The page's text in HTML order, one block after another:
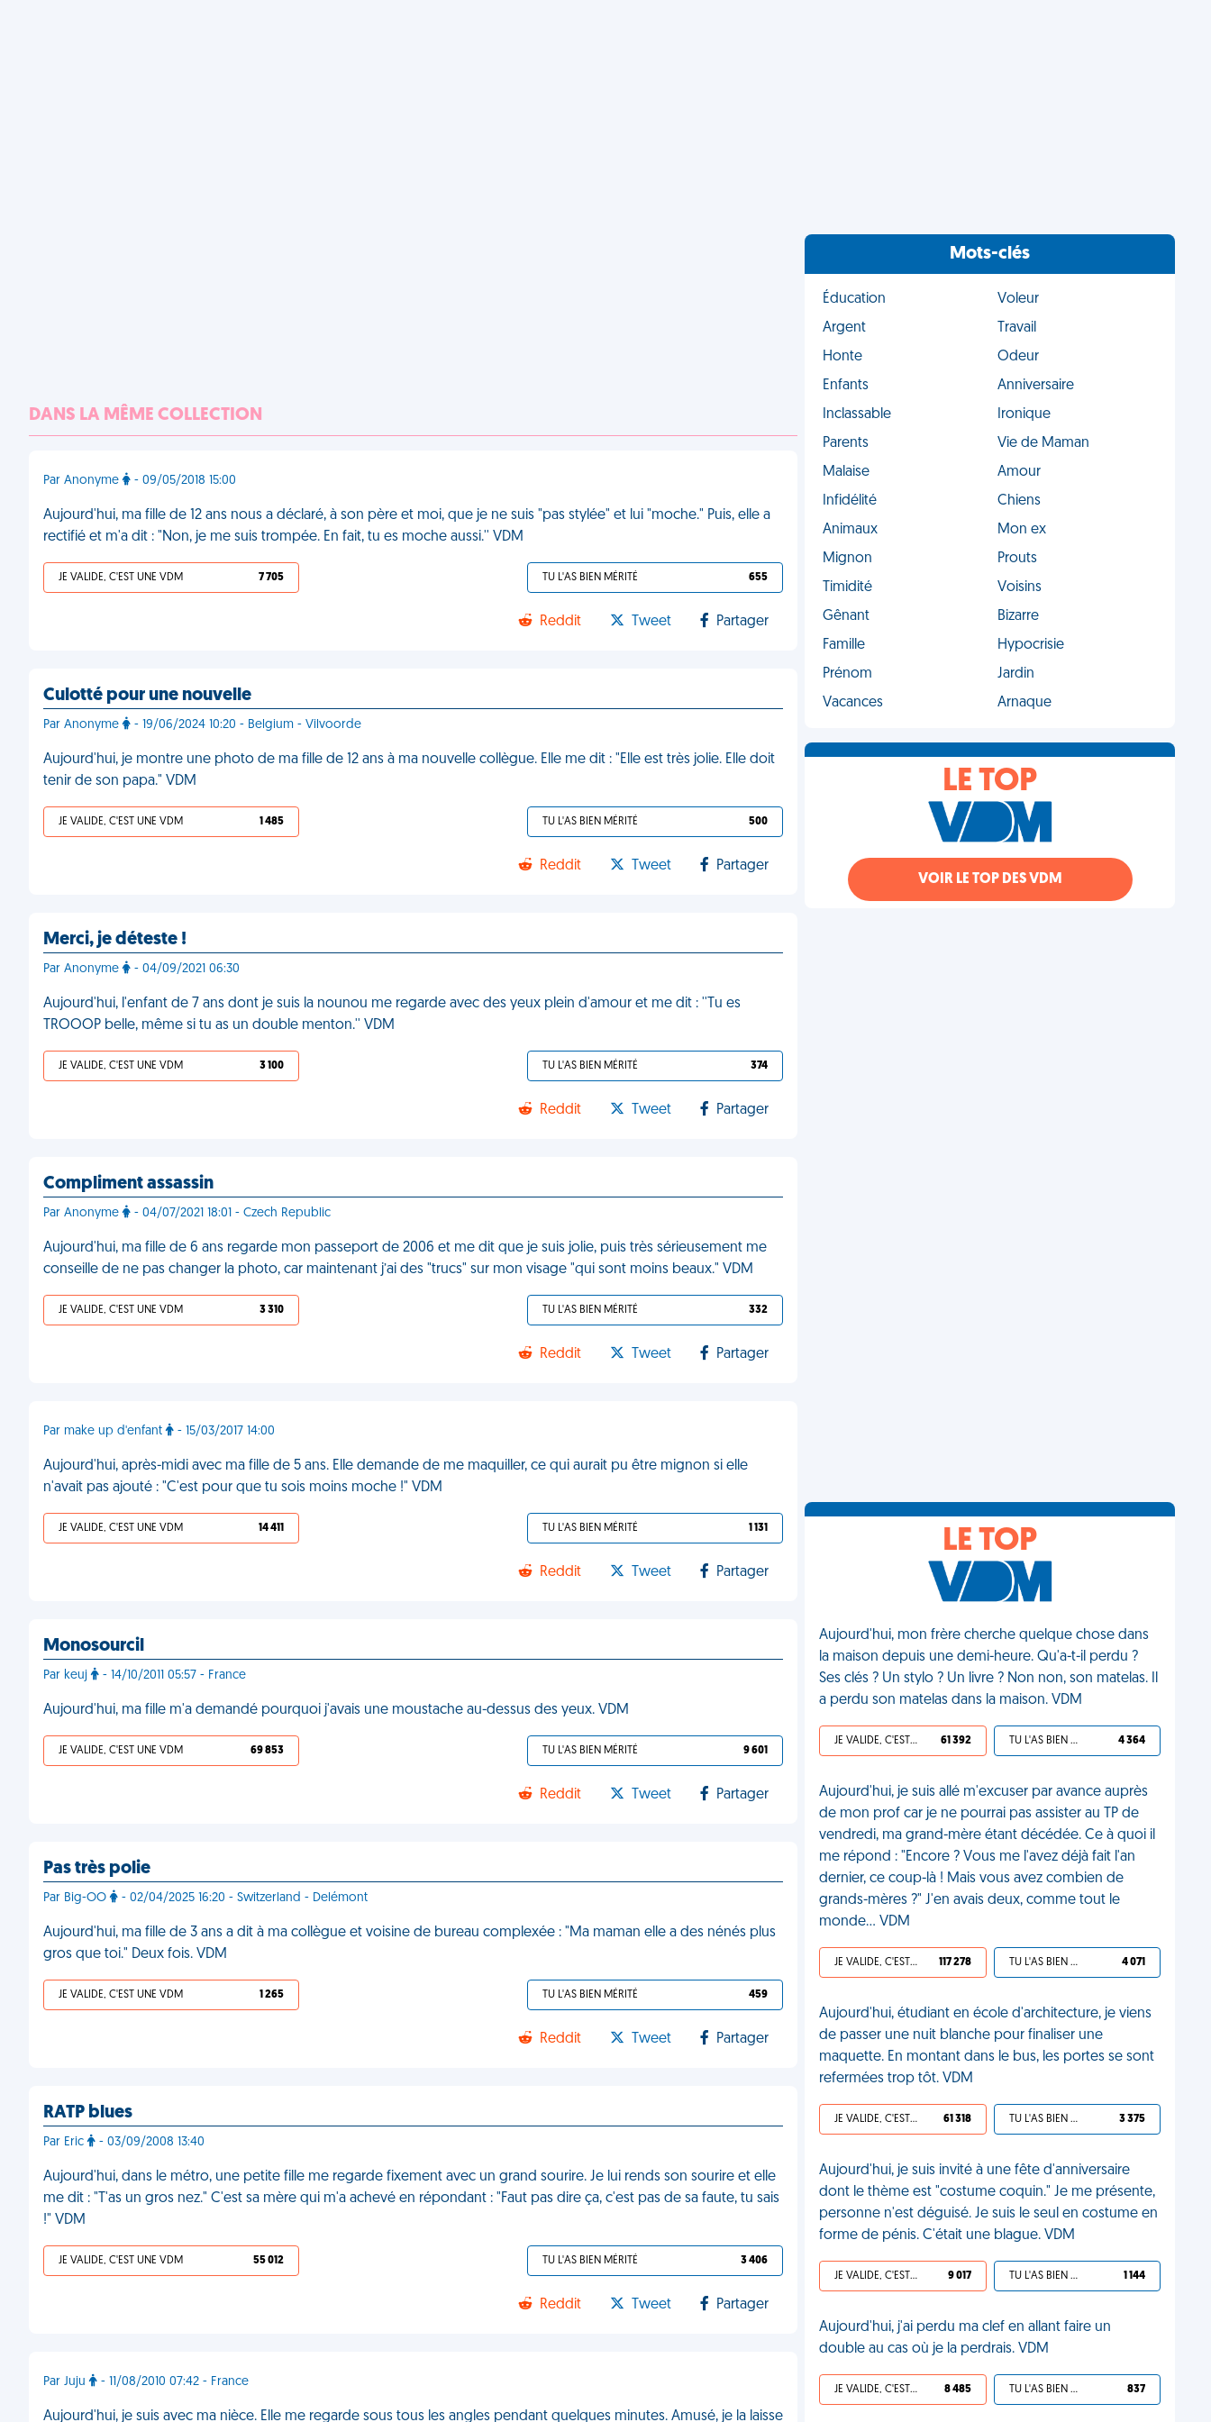
DANS LA MÊME COLLECTION
Par Anonyme - 09/05/2018 15:00
Aujourd'hui, ma fille de 12 ans nous a déclaré, à son père et moi, que je ne suis "pas stylée" et lui "moche." Puis, elle a
rectifié et m'a dit : "Non, je me suis trompée. En fait, tu es moche aussi.'' VDM
JE VALIDE, C'EST UNE VDM 7 705 TU L'AS BIEN MÉRITÉ 655
Reddit Tweet Partager
Culotté pour une nouvelle
Par Anonyme - 19/06/2024 10:20 - Belgium - Vilvoorde
Aujourd'hui, je montre une photo de ma fille de 12 ans à ma nouvelle collègue. Elle me dit : "Elle est très jolie. Elle doit
tenir de son papa." VDM
JE VALIDE, C'EST UNE VDM 1 485 TU L'AS BIEN MÉRITÉ 500
Reddit Tweet Partager
Merci, je déteste !
Par Anonyme - 04/09/2021 06:30
Aujourd'hui, l'enfant de 7 ans dont je suis la nounou me regarde avec des yeux plein d'amour et me dit : ''Tu es
TROOOP belle, même si tu as un double menton.'' VDM
JE VALIDE, C'EST UNE VDM 3 100 TU L'AS BIEN MÉRITÉ 374
Reddit Tweet Partager
Compliment assassin
Par Anonyme - 04/07/2021 18:01 - Czech Republic
Aujourd'hui, ma fille de 6 ans regarde mon passeport de 2006 et me dit que je suis jolie, puis très sérieusement me
conseille de ne pas changer la photo, car maintenant j’ai des "trucs" sur mon visage "qui sont moins beaux." VDM
JE VALIDE, C'EST UNE VDM 3 310 TU L'AS BIEN MÉRITÉ 332
Reddit Tweet Partager
Par make up d'enfant - 15/03/2017 14:00
Aujourd'hui, après-midi avec ma fille de 5 ans. Elle demande de me maquiller, ce qui aurait pu être mignon si elle
n'avait pas ajouté : "C'est pour que tu sois moins moche !" VDM
JE VALIDE, C'EST UNE VDM 14 411 TU L'AS BIEN MÉRITÉ 1 131
Reddit Tweet Partager
Monosourcil
Par keuj - 14/10/2011 05:57 - France
Aujourd'hui, ma fille m'a demandé pourquoi j'avais une moustache au-dessus des yeux. VDM
JE VALIDE, C'EST UNE VDM 69 853 TU L'AS BIEN MÉRITÉ 9 601
Reddit Tweet Partager
Pas très polie
Par Big-OO - 02/04/2025 16:20 - Switzerland - Delémont
Aujourd'hui, ma fille de 3 ans a dit à ma collègue et voisine de bureau complexée : "Ma maman elle a des nénés plus
gros que toi." Deux fois. VDM
JE VALIDE, C'EST UNE VDM 1 265 TU L'AS BIEN MÉRITÉ 459
Reddit Tweet Partager
RATP blues
Par Eric - 03/09/2008 13:40
Aujourd'hui, dans le métro, une petite fille me regarde fixement avec un grand sourire. Je lui rends son sourire et elle
me dit : "T'as un gros nez." C'est sa mère qui m'a achevé en répondant : "Faut pas dire ça, c'est pas de sa faute, tu sais
!" VDM
JE VALIDE, C'EST UNE VDM 55 012 TU L'AS BIEN MÉRITÉ 3 406
Reddit Tweet Partager
Par Juju - 11/08/2010 07:42 - France
Aujourd'hui, je suis avec ma nièce. Elle me regarde sous tous les angles pendant quelques minutes. Amusé, je la laisse
Mots-clés
Éducation
Voleur
Argent
Travail
Honte
Odeur
Enfants
Anniversaire
Inclassable
Ironique
Parents
Vie de Maman
Malaise
Amour
Infidélité
Chiens
Animaux
Mon ex
Mignon
Prouts
Timidité
Voisins
Gênant
Bizarre
Famille
Hypocrisie
Prénom
Jardin
Vacances
Arnaque
LE TOP
VOIR LE TOP DES VDM
LE TOP
Aujourd'hui, mon frère cherche quelque chose dans
la maison depuis une demi-heure. Qu'a-t-il perdu ?
Ses clés ? Un stylo ? Un livre ? Non non, son matelas. Il
a perdu son matelas dans la maison. VDM
JE VALIDE, C'EST UNE VDM 61 392 TU L'AS BIEN MÉRITÉ 4 364
Aujourd'hui, je suis allé m'excuser par avance auprès
de mon prof car je ne pourrai pas assister au TP de
vendredi, ma grand-mère étant décédée. Ce à quoi il
me répond : "Encore ? Vous me l'avez déjà fait l'an
dernier, ce coup-là ! Mais vous avez combien de
grands-mères ?" J'en avais deux, comme tout le
monde... VDM
JE VALIDE, C'EST UNE VDM 117 278 TU L'AS BIEN MÉRITÉ 4 071
Aujourd'hui, étudiant en école d'architecture, je viens
de passer une nuit blanche pour finaliser une
maquette. En montant dans le bus, les portes se sont
refermées trop tôt. VDM
JE VALIDE, C'EST UNE VDM 61 318 TU L'AS BIEN MÉRITÉ 3 375
Aujourd'hui, je suis invité à une fête d'anniversaire
dont le thème est "costume coquin." Je me présente,
personne n'est déguisé. Je suis le seul en costume en
forme de pénis. C'était une blague. VDM
JE VALIDE, C'EST UNE VDM 9 017 TU L'AS BIEN MÉRITÉ 1 144
Aujourd'hui, j'ai perdu ma clef en allant faire un
double au cas où je la perdrais. VDM
JE VALIDE, C'EST UNE VDM 8 485 TU L'AS BIEN MÉRITÉ 837